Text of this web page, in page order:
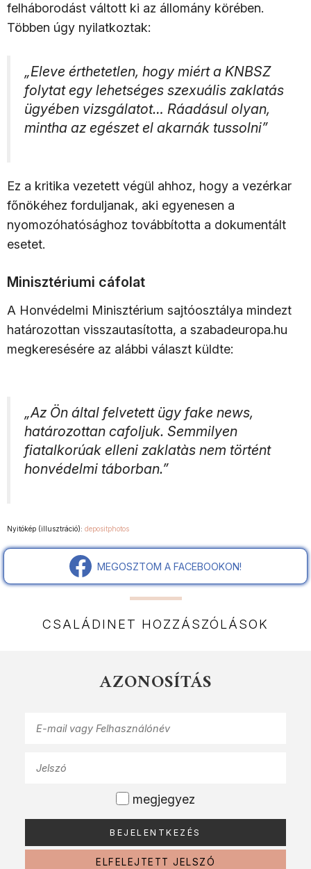
felháborodást váltott ki az állomány körében.
Többen úgy nyilatkoztak:
„Eleve érthetetlen, hogy miért a KNBSZ
folytat egy lehetséges szexuális zaklatás
ügyében vizsgálatot… Ráadásul olyan,
mintha az egészet el akarnák tussolni”
Ez a kritika vezetett végül ahhoz, hogy a vezérkar
főnökéhez forduljanak, aki egyenesen a
nyomozóhatósághoz továbbította a dokumentált
esetet.
Minisztériumi cáfolat
A Honvédelmi Minisztérium sajtóosztálya mindezt
határozottan visszautasította, a szabadeuropa.hu
megkeresésére az alábbi választ küldte:
„Az Ön által felvetett ügy fake news,
határozottan cafoljuk. Semmilyen
fiatalkorúak elleni zaklatàs nem történt
honvédelmi táborban.”
Nyitókép (illusztráció): depositphotos
MEGOSZTOM A FACEBOOKON!
CSALÁDINET HOZZÁSZÓLÁSOK
AZONOSÍTÁS
megjegyez
ELFELEJTETT JELSZÓ